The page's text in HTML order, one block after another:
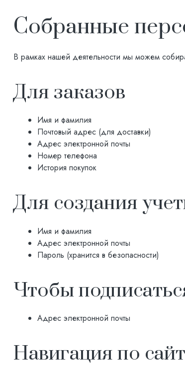
Собранные
В рамках нашей деятельности мы можем
Для заказов
Имя и фамилия
Почтовый адрес (для доставки)
Адрес электронной почты
Номер телефона
История покупок
Для создания
Имя и фамилия
Адрес электронной почты
Пароль (хранится в безопасности)
Чтобы
Адрес электронной почты
Навигация по